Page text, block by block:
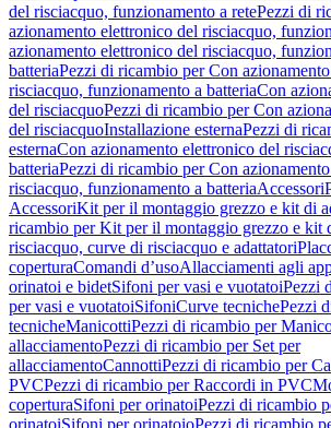
del risciacquo, funzionamento a retePezzi di
azionamento elettronico del risciacquo,
azionamento elettronico del risciacquo,
batteriaPezzi di ricambio per Con
risciacquo, funzionamento a batteriaCon
del risciacquoPezzi di ricambio per Con
del risciacquoInstallazione esternaPezzi di
esternaCon azionamento elettronico del
batteriaPezzi di ricambio per Con
risciacquo, funzionamento a batteriaAccessori
AccessoriKit per il montaggio grezzo e kit di
ricambio per Kit per il montaggio grezzo e kit
risciacquo, curve di risciacquo e adattatori
coperturaComandi d’usoAllacciamenti agli
orinatoi e bidetSifoni per vasi e vuotatoiPezzi
per vasi e vuotatoiSifoniCurve tecnichePezzi
tecnicheManicottiPezzi di ricambio per
allacciamentoPezzi di ricambio per Set per
allacciamentoCannottiPezzi di ricambio per
PVCPezzi di ricambio per Raccordi in PVC
coperturaSifoni per orinatoiPezzi di ricambio
orinatoiSifoni per orinatoioPezzi di ricambio